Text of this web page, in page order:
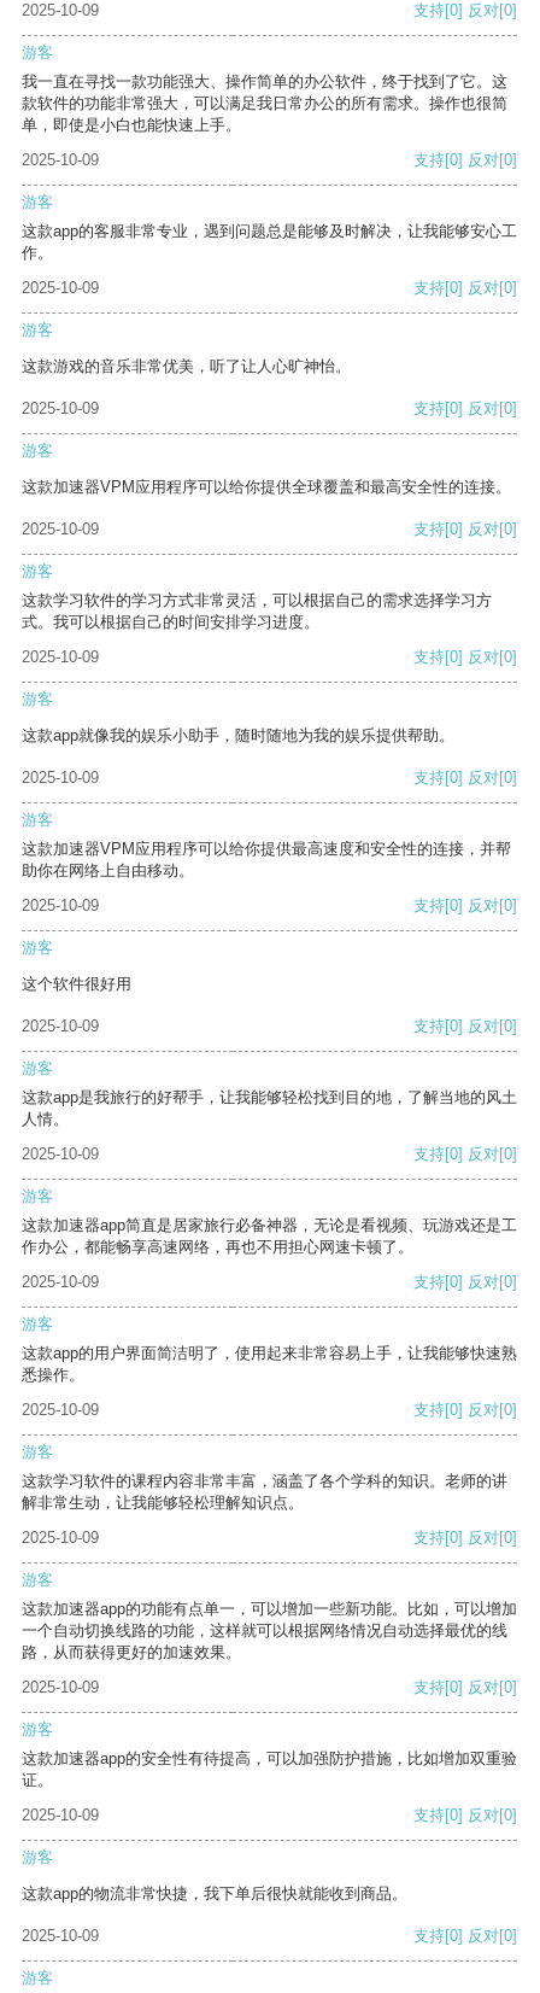
2025-10-09
支持[0] 反对[0]
游客
我一直在寻找一款功能强大、操作简单的办公软件，终于找到了它。这
款软件的功能非常强大，可以满足我日常办公的所有需求。操作也很简
单，即使是小白也能快速上手。
2025-10-09
支持[0] 反对[0]
游客
这款app的客服非常专业，遇到问题总是能够及时解决，让我能够安心工
作。
2025-10-09
支持[0] 反对[0]
游客
这款游戏的音乐非常优美，听了让人心旷神怡。
2025-10-09 支持[0] 反对[0]
游客
这款加速器VPM应用程序可以给你提供全球覆盖和最高安全性的连接。
2025-10-09 支持[0] 反对[0]
游客
这款学习软件的学习方式非常灵活，可以根据自己的需求选择学习方
式。我可以根据自己的时间安排学习进度。
2025-10-09
支持[0] 反对[0]
游客
这款app就像我的娱乐小助手，随时随地为我的娱乐提供帮助。
2025-10-09 支持[0] 反对[0]
游客
这款加速器VPM应用程序可以给你提供最高速度和安全性的连接，并帮
助你在网络上自由移动。
2025-10-09
支持[0] 反对[0]
游客
这个软件很好用
2025-10-09 支持[0] 反对[0]
游客
这款app是我旅行的好帮手，让我能够轻松找到目的地，了解当地的风土
人情。
2025-10-09
支持[0] 反对[0]
游客
这款加速器app简直是居家旅行必备神器，无论是看视频、玩游戏还是工
作办公，都能畅享高速网络，再也不用担心网速卡顿了。
2025-10-09
支持[0] 反对[0]
游客
这款app的用户界面简洁明了，使用起来非常容易上手，让我能够快速熟
悉操作。
2025-10-09
支持[0] 反对[0]
游客
这款学习软件的课程内容非常丰富，涵盖了各个学科的知识。老师的讲
解非常生动，让我能够轻松理解知识点。
2025-10-09
支持[0] 反对[0]
游客
这款加速器app的功能有点单一，可以增加一些新功能。比如，可以增加
一个自动切换线路的功能，这样就可以根据网络情况自动选择最优的线
路，从而获得更好的加速效果。
2025-10-09
支持[0] 反对[0]
游客
这款加速器app的安全性有待提高，可以加强防护措施，比如增加双重验
证。
2025-10-09
支持[0] 反对[0]
游客
这款app的物流非常快捷，我下单后很快就能收到商品。
2025-10-09 支持[0] 反对[0]
游客